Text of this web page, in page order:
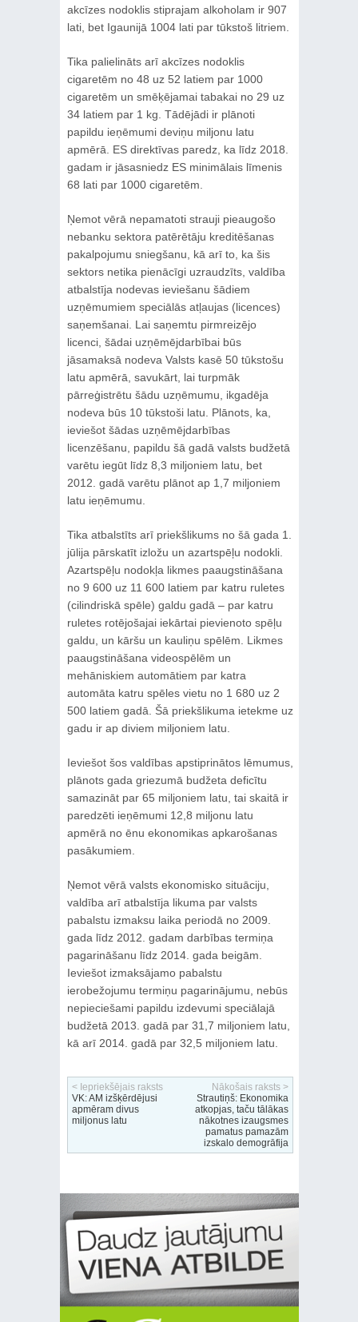
akcīzes nodoklis stiprajam alkoholam ir 907
lati, bet Igaunijā 1004 lati par tūkstoš litriem.
Tika palielināts arī akcīzes nodoklis
cigaretēm no 48 uz 52 latiem par 1000
cigaretēm un smēķējamai tabakai no 29 uz
34 latiem par 1 kg. Tādējādi ir plānoti
papildu ieņēmumi deviņu miljonu latu
apmērā. ES direktīvas paredz, ka līdz 2018.
gadam ir jāsasniedz ES minimālais līmenis
68 lati par 1000 cigaretēm.
Ņemot vērā nepamatoti strauji pieaugošo
nebanku sektora patērētāju kreditēšanas
pakalpojumu sniegšanu, kā arī to, ka šis
sektors netika pienācīgi uzraudzīts, valdība
atbalstīja nodevas ieviešanu šādiem
uzņēmumiem speciālās atļaujas (licences)
saņemšanai. Lai saņemtu pirmreizējo
licenci, šādai uzņēmējdarbībai būs
jāsamaksā nodeva Valsts kasē 50 tūkstošu
latu apmērā, savukārt, lai turpmāk
pārreģistrētu šādu uzņēmumu, ikgadēja
nodeva būs 10 tūkstoši latu. Plānots, ka,
ieviešot šādas uzņēmējdarbības
licenzēšanu, papildu šā gadā valsts budžetā
varētu iegūt līdz 8,3 miljoniem latu, bet
2012. gadā varētu plānot ap 1,7 miljoniem
latu ieņēmumu.
Tika atbalstīts arī priekšlikums no šā gada 1.
jūlija pārskatīt izložu un azartspēļu nodokli.
Azartspēļu nodokļa likmes paaugstināšana
no 9 600 uz 11 600 latiem par katru ruletes
(cilindriskā spēle) galdu gadā – par katru
ruletes rotējošajai iekārtai pievienoto spēļu
galdu, un kāršu un kauliņu spēlēm. Likmes
paaugstināšana videospēlēm un
mehāniskiem automātiem par katra
automāta katru spēles vietu no 1 680 uz 2
500 latiem gadā. Šā priekšlikuma ietekme uz
gadu ir ap diviem miljoniem latu.
Ieviešot šos valdības apstiprinātos lēmumus,
plānots gada griezumā budžeta deficītu
samazināt par 65 miljoniem latu, tai skaitā ir
paredzēti ieņēmumi 12,8 miljonu latu
apmērā no ēnu ekonomikas apkarošanas
pasākumiem.
Ņemot vērā valsts ekonomisko situāciju,
valdība arī atbalstīja likuma par valsts
pabalstu izmaksu laika periodā no 2009.
gada līdz 2012. gadam darbības termiņa
pagarināšanu līdz 2014. gada beigām.
Ieviešot izmaksājamo pabalstu
ierobežojumu termiņu pagarinājumu, nebūs
nepieciešami papildu izdevumi speciālajā
budžetā 2013. gadā par 31,7 miljoniem latu,
kā arī 2014. gadā par 32,5 miljoniem latu.
< Iepriekšējais raksts
VK: AM izšķērdējusi
apmēram divus
miljonus latu
Nākošais raksts >
Strautiņš: Ekonomika
atkopjas, taču tālākas
nākotnes izaugsmes
pamatus pamazām
izskalo demogrāfija